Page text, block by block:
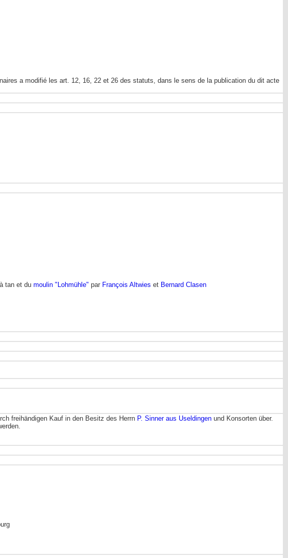
a modifié les art. 12, 16, 22 et 26 des statuts, dans le sens de la publication du dit acte
tan et du moulin "Lohmühle" par François Altwies et Bernard Clasen
freihändigen Kauf in den Besitz des Herrn P. Sinner aus Useldingen und Konsorten über.